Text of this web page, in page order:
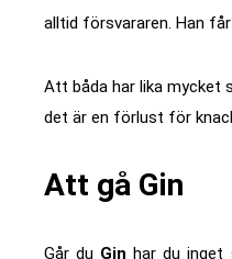
alltid försvararen. Han
Att båda har lika mycket
det är en förlust för
Att gå Gin
Går du Gin har du